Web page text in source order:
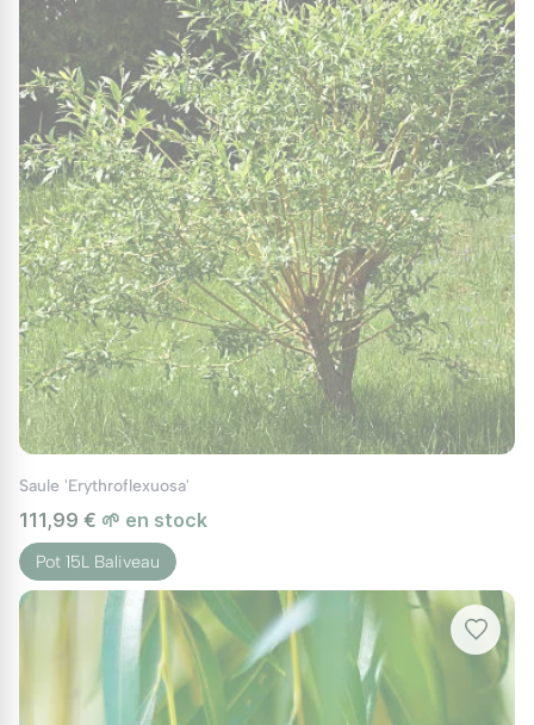
Saule 'Erythroflexuosa'
111,99 € 🌱 en stock
Pot 15L Baliveau